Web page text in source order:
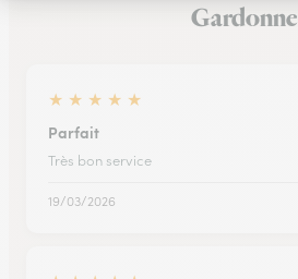
Gardonne
★ ★ ★ ★ ★
Parfait
Très bon service
19/03/2026